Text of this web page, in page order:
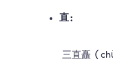
直：
三直矗（